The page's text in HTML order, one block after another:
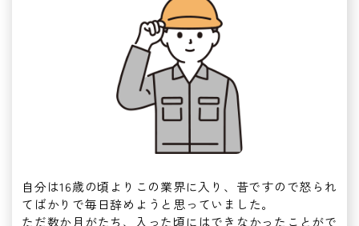
自分は16歳の頃よりこの業界に入り、昔ですので怒られ
てばかりで毎日辞めようと思っていました。
ただ数か月がたち、入った頃にはできなかったことがで